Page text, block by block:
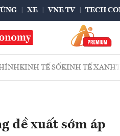
XE VNE TV TECH
KINH TẾ SỐKINH TẾ XANH
đề xuất sớm áp